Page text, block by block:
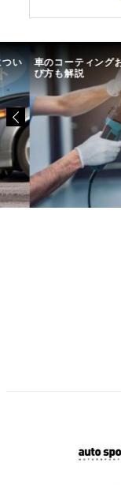
い 車のコーティング
び方も解説